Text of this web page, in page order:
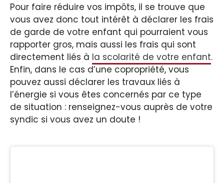
Pour faire réduire vos impôts, il se trouve que
vous avez donc tout intérêt à déclarer les frais
de garde de votre enfant qui pourraient vous
rapporter gros, mais aussi les frais qui sont
directement liés à la scolarité de votre enfant.
Enfin, dans le cas d’une copropriété, vous
pouvez aussi déclarer les travaux liés à
l’énergie si vous êtes concernés par ce type
de situation : renseignez-vous auprès de votre
syndic si vous avez un doute !